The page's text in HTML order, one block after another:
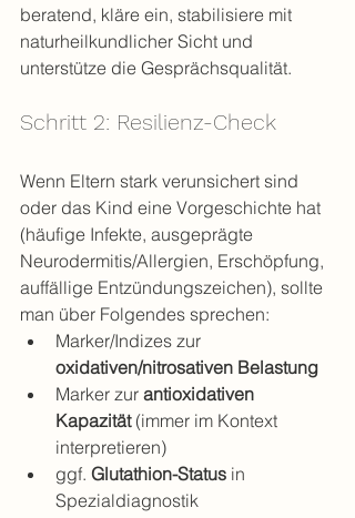
beratend, kläre ein, stabilisiere mit
naturheilkundlicher Sicht und
unterstütze die Gesprächsqualität.
Schritt 2: Resilienz-Check
Wenn Eltern stark verunsichert sind
oder das Kind eine Vorgeschichte hat
(häufige Infekte, ausgeprägte
Neurodermitis/Allergien, Erschöpfung,
auffällige Entzündungszeichen), sollte
man über Folgendes sprechen:
Marker/Indizes zur
oxidativen/nitrosativen Belastung
Marker zur antioxidativen
Kapazität (immer im Kontext
interpretieren)
ggf. Glutathion-Status in
Spezialdiagnostik